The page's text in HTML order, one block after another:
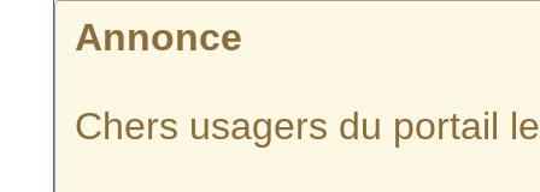
Annonce
Chers usagers du portail